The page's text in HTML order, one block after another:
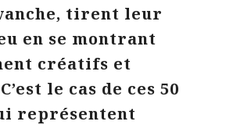
tirent leur
en se montrant
créatifs et
le cas de ces 50
représentent